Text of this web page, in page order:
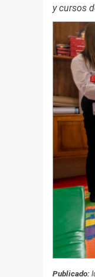
y cursos
Publicado: